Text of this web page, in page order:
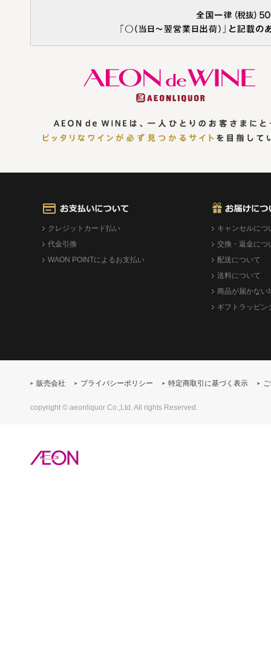
クレジットカード払い
代金引換
WAON POINTによるお支払い
キャンセルにつ
交換・返金につ
配送について
送料について
商品が届かない
ギフトラッピン
販売会社 プライバシーポリシー 特定商取引に基づく表示
copyright © aeonliquor Co.,Ltd. All rights Reserved.